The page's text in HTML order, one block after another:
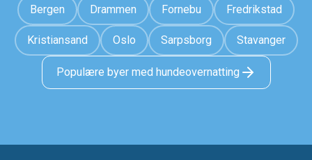
Bergen Drammen Fornebu Fredrikstad
Kristiansand Oslo Sarpsborg Stavanger
Populære byer med hundeovernatting